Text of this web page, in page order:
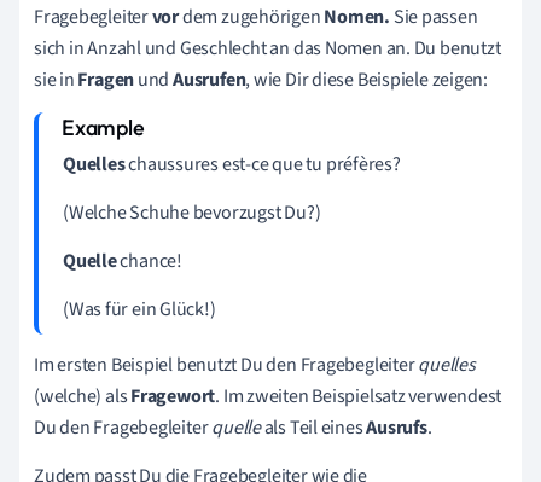
Fragebegleitervordem zugehörigenNomen. Sie passen
sich in Anzahl und Geschlecht an das Nomen an. Du benutzt
sie inFragenundAusrufen, wie Dir diese Beispiele zeigen:
Quelleschaussures est-ce que tu préfères?
(Welche Schuhe bevorzugst Du?)
Quellechance!
(Was für ein Glück!)
Im ersten Beispiel benutzt Du den Fragebegleiterquelles
(welche) alsFragewort. Im zweiten Beispielsatz verwendest
Du denFragebegleiterquellealsTeil einesAusrufs.
Zudem passt Du die Fragebegleiter wie die